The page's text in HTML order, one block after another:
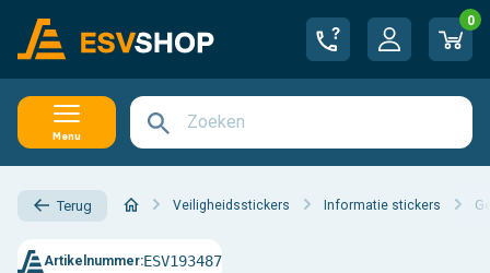
0
Menu
Terug Veiligheidsstickers Informatie stickers
Artikelnummer:ESV193487